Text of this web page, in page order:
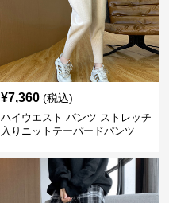
¥7,360 (税込)
ハイウエスト パンツ ストレッチ
入りニットテーパードパンツ